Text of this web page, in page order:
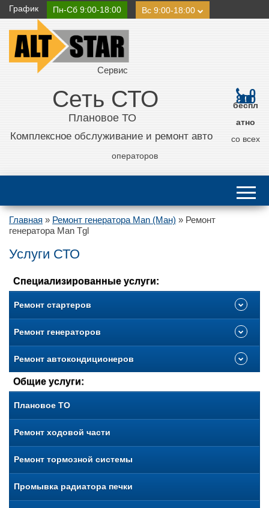
График Пн-Сб 9:00-18:00 Вс 9:00-18:00
Сервис
Сеть СТО
Плановое ТО
Комплексное обслуживание и ремонт авто
0
800 21 11 50
беспл
атно
со всех
операторов
Главная » Ремонт генератора Man (Ман) » Ремонт
генератора Man Tgl
Услуги СТО
Специализированные услуги:
Ремонт стартеров
Ремонт генераторов
Ремонт автокондиционеров
Общие услуги:
Плановое ТО
Ремонт ходовой части
Ремонт тормозной системы
Промывка радиатора печки